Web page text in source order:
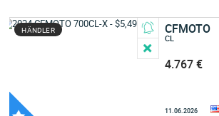
HÄNDLER CFMOTO
CL
4.767 €
11.06.2026